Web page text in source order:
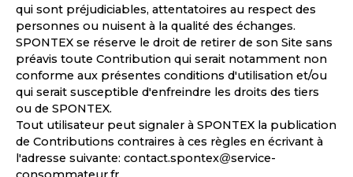
qui sont préjudiciables, attentatoires au respect des
personnes ou nuisent à la qualité des échanges.
SPONTEX se réserve le droit de retirer de son Site sans
préavis toute Contribution qui serait notamment non
conforme aux présentes conditions d'utilisation et/ou
qui serait susceptible d'enfreindre les droits des tiers
ou de SPONTEX.
Tout utilisateur peut signaler à SPONTEX la publication
de Contributions contraires à ces règles en écrivant à
l'adresse suivante: contact.spontex@service-